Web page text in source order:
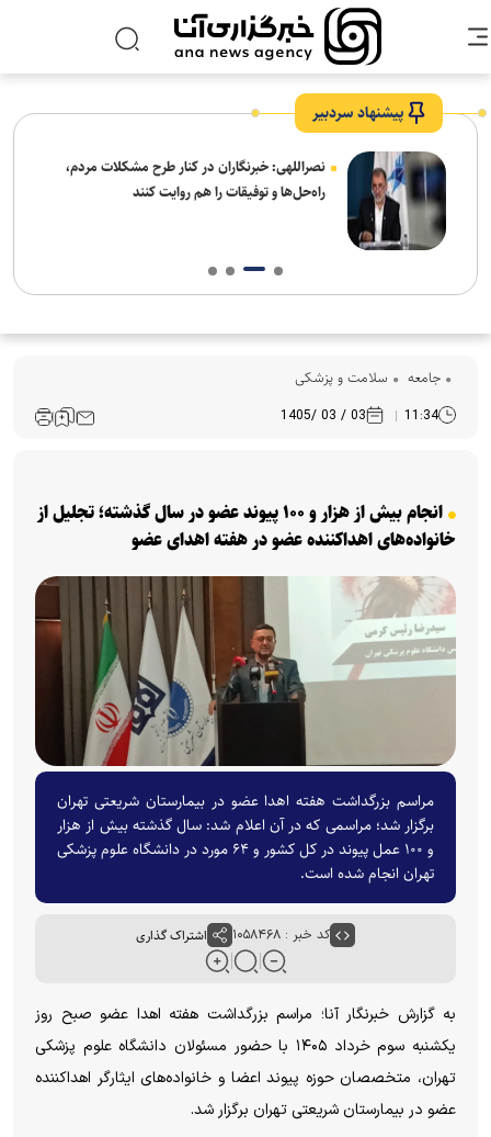
پیشنهاد سردبیر
نصراللهی: خبرنگاران در کنار طرح مشکلات مردم،
راه‌حل‌ها و توفیقات را هم روایت کنند
جامعه سلامت و پزشکی
11:34
03 / 03 /1405
انجام بیش از هزار و ۱۰۰ پیوند عضو در سال گذشته؛ تجلیل از
خانواده‌های اهداکننده عضو در هفته اهدای عضو
مراسم بزرگداشت هفته اهدا عضو در بیمارستان شریعتی تهران
برگزار شد؛ مراسمی که در آن اعلام شد: سال گذشته بیش از هزار
و ۱۰۰ عمل پیوند در کل کشور و ۶۴ مورد در دانشگاه علوم پزشکی
تهران انجام شده است.
کد خبر : ۱۰۵۸۴۶۸ اشتراک گذاری
به گزارش خبرنگار آنا؛ مراسم بزرگداشت هفته اهدا عضو صبح روز
یکشنبه سوم خرداد ۱۴۰۵ با حضور مسئولان دانشگاه علوم پزشکی
تهران، متخصصان حوزه پیوند اعضا و خانواده‌های ایثارگر اهداکننده
عضو در بیمارستان شریعتی تهران برگزار شد.